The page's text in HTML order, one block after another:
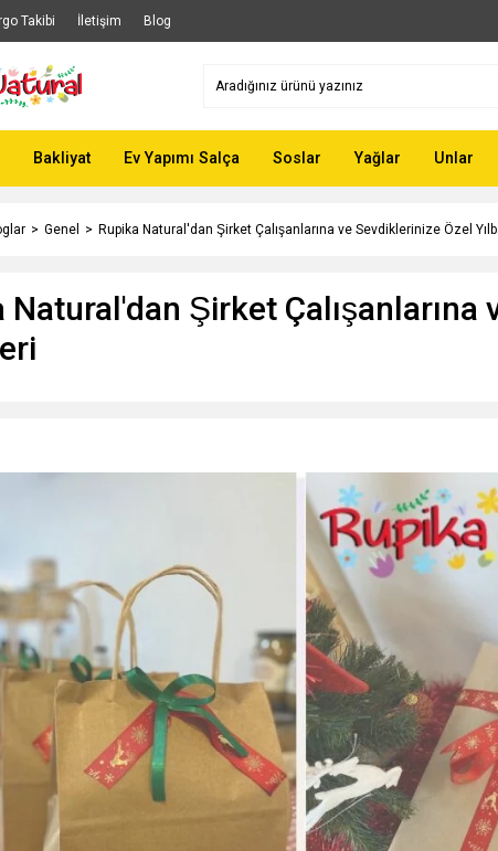
Takibi İletişim Blog
Bakliyat Ev Yapımı Salça Soslar Yağlar Unlar
Genel Rupika Natural'dan Şirket Çalışanlarına ve Sevdiklerinize Özel
Natural'dan Şirket Çalışanlarına